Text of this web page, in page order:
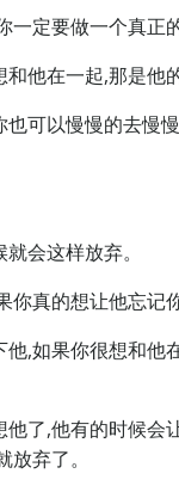
定要做一个真正的
他在一起,那是他的
可以慢慢的去慢
会这样放弃。
真的想让他忘记
,如果你很想和
了,他有的时候
弃了。